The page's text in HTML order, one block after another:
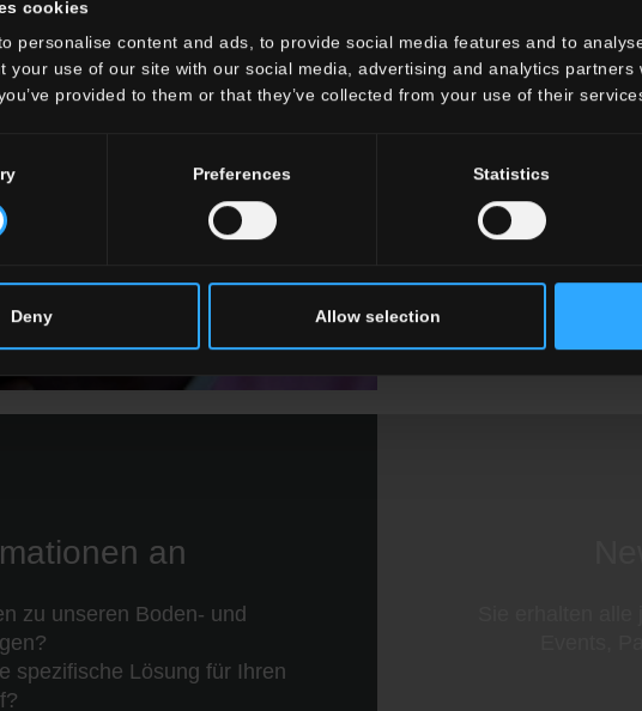
cookies
personalise content and ads, to provide social media features and to
your use of our site with our social media, advertising and analytics partners
provided to them or that they’ve collected from your use of their
Preferences Statistics
Deny Allow selection
ist Fisenge, eines
Gesetzgebung
ärmsten Kinder
dann zu den
den Kindern,
ihre Kinder zu
Fisenge ist
7. Klasse
der Verwendung
Angestellten und
Carità senza
an
zu unseren Boden- und
spezifische Lösung für Ihren